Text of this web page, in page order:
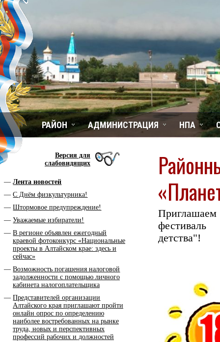
РАЙОН АДМИНИСТРАЦИЯ НПА
Версия для
слабовидящих
Лента новостей
С Днём физкультурника!
Штормовое предупреждение!
Уважаемые избиратели!
В регионе объявлен ежегодный
краевой фотоконкурс «Национальные
проекты в Алтайском крае: здесь и
сейчас»
Возможность погашения налоговой
задолженности с помощью личного
кабинета налогоплательщика
Представителей организации
Алтайского края приглашают пройти
онлайн опрос по определению
наиболее востребованных на рынке
труда, новых и перспективных
профессий рабочих и должностей
Приглашаем
фестиваль
детства"!